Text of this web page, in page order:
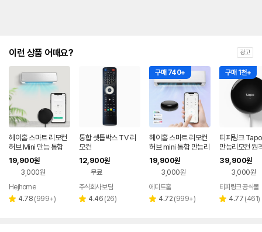
이런 상품 어때요? 광고
헤이홈 스마트 리모컨
허브 Mini 만능 통합
리모콘 전기히터 에어
컨 TV 원격제어
19,900원
3,000원
Hejhome
별 4.78 리
(999+)
통합 셋톱박스 TV 리
모컨
12,900원
무료
주식회사 보담
별 4.46 리
(26)
구매 740+
헤이홈 스마트 리모컨
허브 mini 통합 만능리
모컨 TV 셋톱박스 에
어컨 원격제어
19,900원
3,000원
에디트홈
별 4.72 리
(999+)
구매 1천+
티피링크
만능리모컨 원
스마트 음성인
에어컨 통합
39,900원
3,000원
티피링크 공식몰
별 4.77 리
(461)